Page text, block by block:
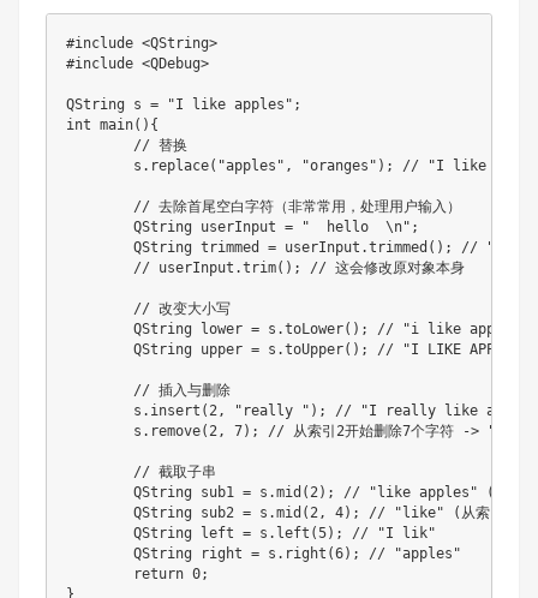
#include <QString>
#include <QDebug>
QString s = "I like apples" ;
int main( ) {
// 替换
	s
. replace( "apples" , "oranges" ) ; // "I like
// 去除首尾空白字符（非常常用，处理用户输入）
	QString userInput
= "  hello  \n" ;
	QString trimmed
= userInput .trimmed ( ) ;
// "hello"
// userInput.trim(); // 这会修改原对象本身
// 改变大小写
	QString lower
= s .toLower( ) ;
// "i like apples"
	QString upper
= s .toUpper( ) ; // "I LIKE APPLES"
// 插入与删除
	s
. insert ( 2, "really " ) ;
// "I really like
	s
. remove( 2, 7) ; // 从索引2开始删除7个字符 -> "I
// 截取子串
	QString sub1
= s .mid ( 2) ;
// "like apples" (从索引
	QString sub2
= s .mid ( 2, 4) ;
// "like" (从索引2开始
	QString left
= s . left (5) ;
// "I lik"
	QString right
= s . right (6) ;
// "apples"
return 0;
}